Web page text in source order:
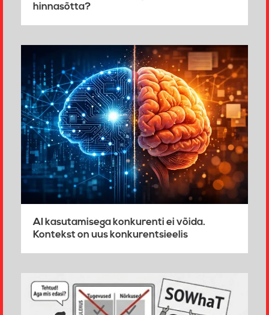
hinnasõtta?
AI kasutamisega konkurenti ei võida.
Kontekst on uus konkurentsieelis